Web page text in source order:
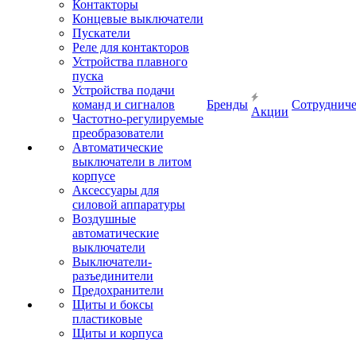
Контакторы
Концевые выключатели
Пускатели
Реле для контакторов
Устройства плавного
пуска
Устройства подачи
команд и сигналов
Частотно-регулируемые
преобразователи
Автоматические
выключатели в литом
корпусе
Аксессуары для
силовой аппаратуры
Воздушные
автоматические
выключатели
Выключатели-
разъединители
Предохранители
Щиты и боксы
пластиковые
Щиты и корпуса
Бренды
Акции